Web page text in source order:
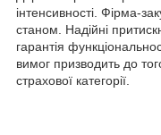
інтенсивності. Фірма-
станом. Надійні
гарантія
вимог призводить до
страхової категорії.